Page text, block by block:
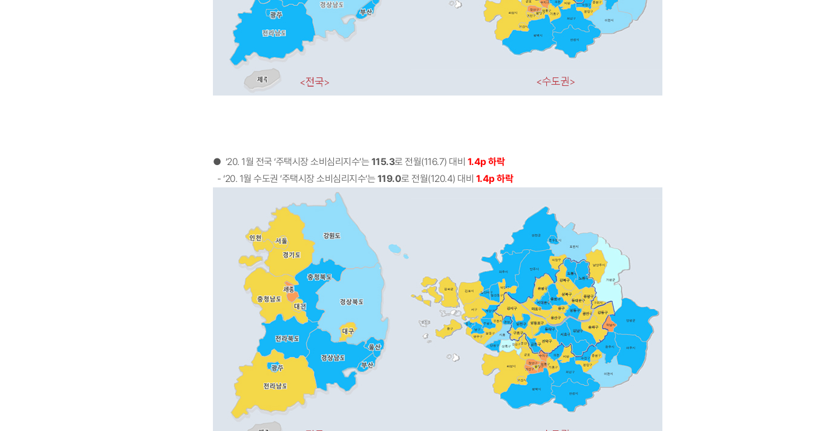
● ‘20. 1월 전국 ‘주택시장 소비심리지수’는 115.3로 전월(116.7) 대비 1.4p 하락
- ‘20. 1월 수도권 ’주택시장 소비심리지수‘는 119.0로 전월(120.4) 대비 1.4p 하락